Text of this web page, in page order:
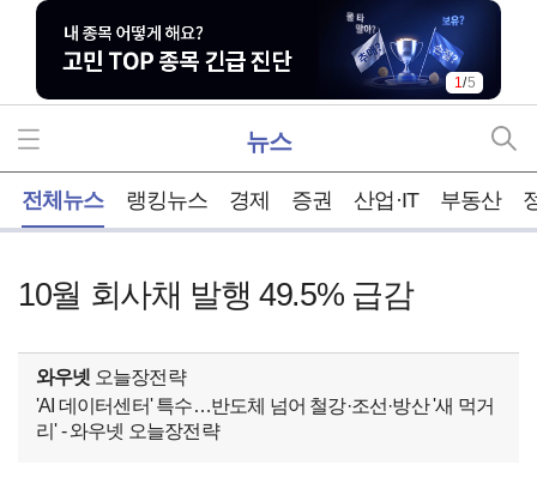
1/5
뉴스
전체뉴스 랭킹뉴스 경제 증권 산업·IT 부동산
10월 회사채 발행 49.5% 급감
와우넷 오늘장전략
'AI 데이터센터' 특수…반도체 넘어 철강·조선·방산 '새 먹거
리' - 와우넷 오늘장전략